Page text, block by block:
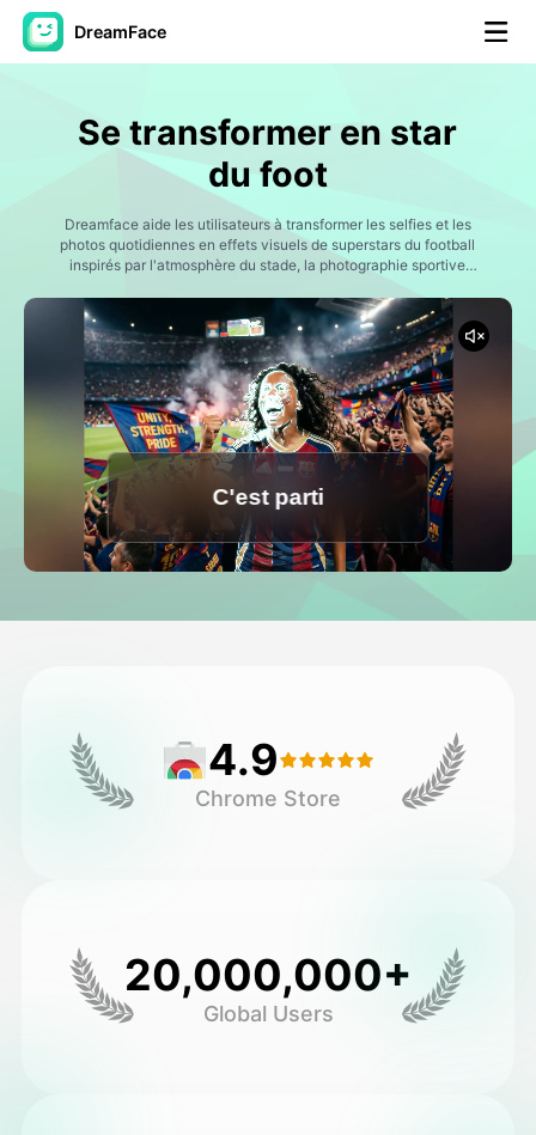
DreamFace
Vidéo d'avatar
AI vidéo
Photos d'IA ▼
Autres outils
Voir tous les outils
Modèles
Vidéo d'avatar
▼
Autres outils
Se transformer en star
du foot
Dreamface aide les utilisateurs à transformer les selfies et les
photos quotidiennes en effets visuels de superstars du football
inspirés par l'atmosphère du stade, la photographie sportive
joueurs de théâtre.
C'est parti
4.9
Chrome Store
20,000,000+
Global Users